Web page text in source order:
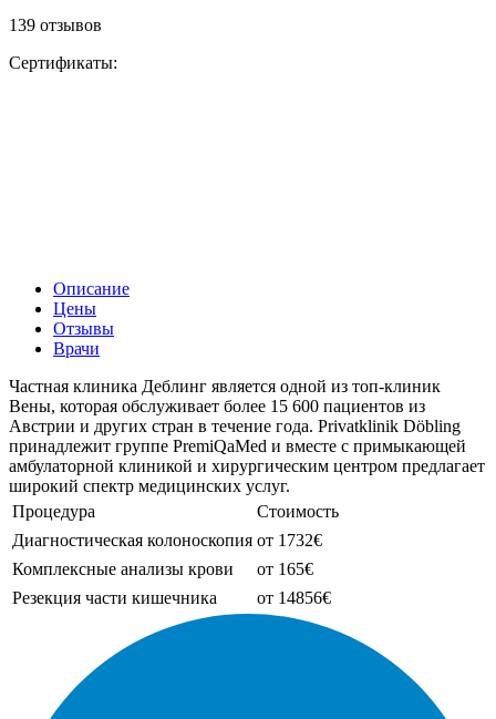
139 отзывов
Сертификаты:
Описание
Цены
Отзывы
Врачи
Частная клиника Деблинг является одной из топ-клиник
Вены, которая обслуживает более 15 600 пациентов из
Австрии и других стран в течение года. Privatklinik Döbling
принадлежит группе PremiQaMed и вместе с примыкающей
амбулаторной клиникой и хирургическим центром предлагает
широкий спектр медицинских услуг.
Процедура
Стоимость
Диагностическая колоноскопия от 1732€
Комплексные анализы крови
от 165€
Резекция части кишечника
от 14856€